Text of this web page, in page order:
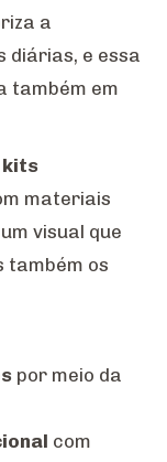
a
diárias, e essa
também em
kits
materiais
visual que
também os
por meio da
com